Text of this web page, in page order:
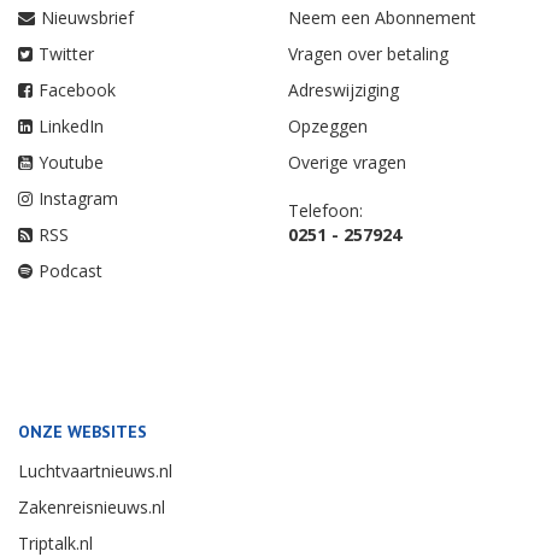
Nieuwsbrief
Twitter
Facebook
LinkedIn
Youtube
Instagram
RSS
Podcast
Neem een Abonnement
Vragen over betaling
Adreswijziging
Opzeggen
Overige vragen
Telefoon:
0251 - 257924
ONZE WEBSITES
Luchtvaartnieuws.nl
Zakenreisnieuws.nl
Triptalk.nl